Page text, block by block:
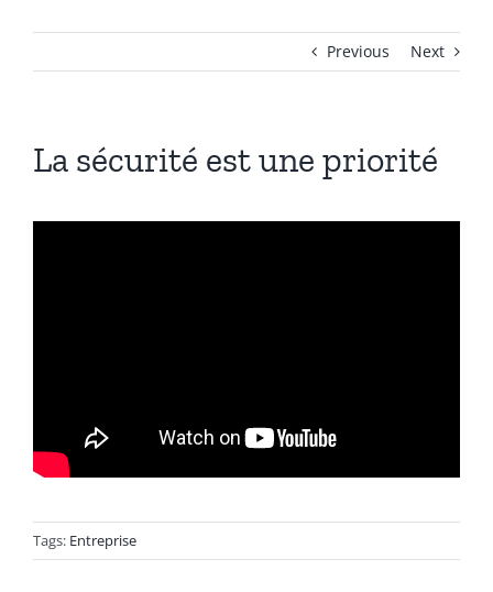
Previous Next
La sécurité est une priorité
Tags: Entreprise